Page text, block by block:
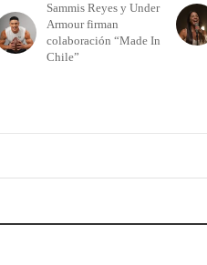
Sammis Reyes y Under
Armour firman
colaboración “Made In
Chile”